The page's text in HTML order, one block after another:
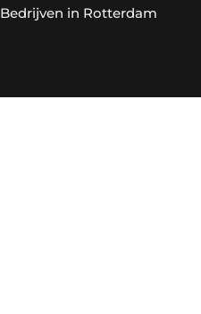
Bedrijven in Rotterdam